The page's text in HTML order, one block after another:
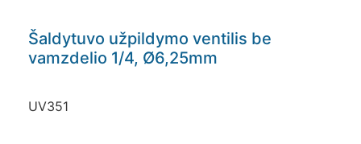
Šaldytuvo užpildymo ventilis be
vamzdelio 1/4, Ø6,25mm
UV351